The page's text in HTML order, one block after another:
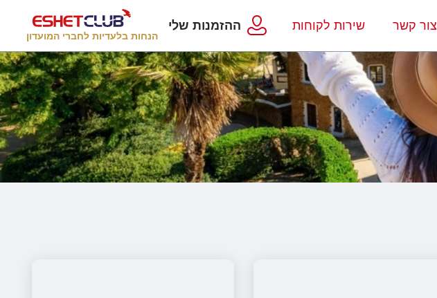
צור קשר שירות לקוחות ההזמנות שלי
הנחות בלעדיות לחברי המועדון
חבילות בריאות וספא טיסות לחו"ל מלונות בחו"ל Русский קרוז מגזין אשת